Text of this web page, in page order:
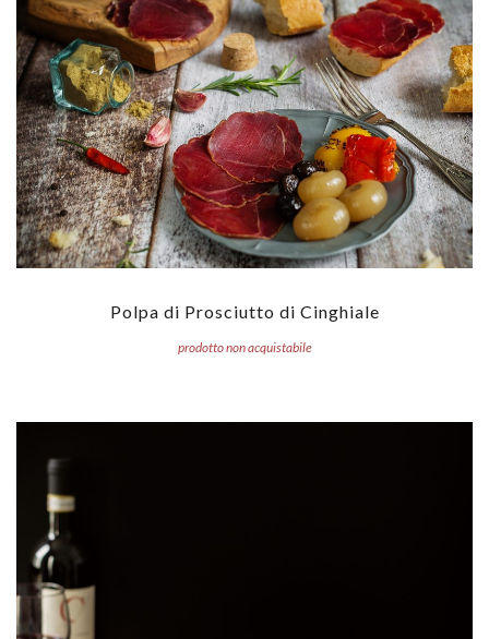
Polpa di Prosciutto di Cinghiale
prodotto non acquistabile